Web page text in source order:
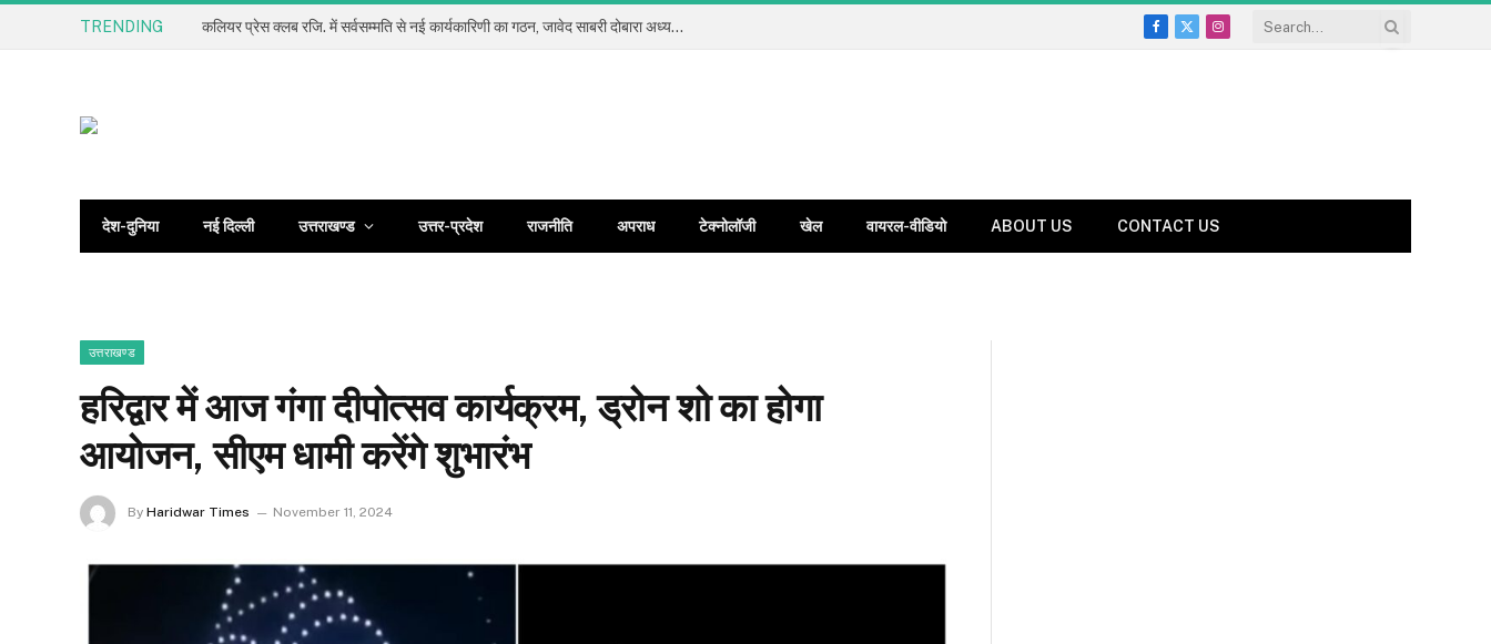
TRENDING कलियर प्रेस क्लब रजि. में सर्वसम्मति से नई कार्यकारिणी का गठन, जावेद साबरी दोबारा अध्यक्ष और जावेद अंसारी बने महामंत्री
Facebook
X
Instagram
देश-दुनिया नई दिल्ली उत्तराखण्ड उत्तर-प्रदेश राजनीति अपराध टेक्नोलॉजी खेल वायरल-वीडियो ABOUT US CONTACT US
उत्तराखण्ड
हरिद्वार में आज गंगा दीपोत्सव कार्यक्रम, ड्रोन शो का होगा
आयोजन, सीएम धामी करेंगे शुभारंभ
By Haridwar Times November 11, 2024